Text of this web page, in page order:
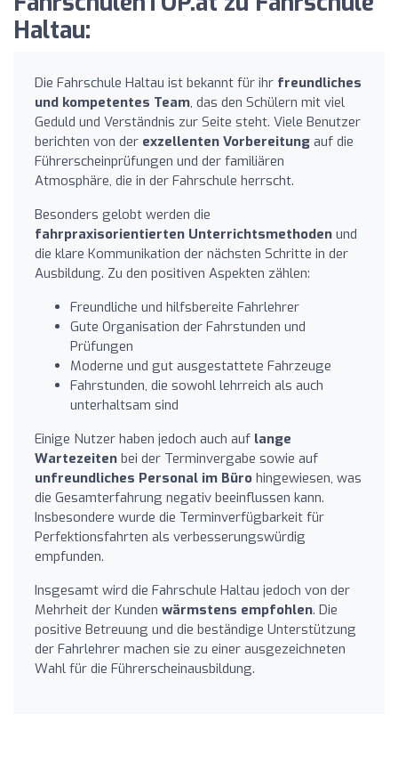
Haltau:
Die Fahrschule Haltau ist bekannt für ihr freundliches
und kompetentes Team, das den Schülern mit viel
Geduld und Verständnis zur Seite steht. Viele Benutzer
berichten von der exzellenten Vorbereitung auf die
Führerscheinprüfungen und der familiären
Atmosphäre, die in der Fahrschule herrscht.
Besonders gelobt werden die
fahrpraxisorientierten Unterrichtsmethoden und
die klare Kommunikation der nächsten Schritte in der
Ausbildung. Zu den positiven Aspekten zählen:
Freundliche und hilfsbereite Fahrlehrer
Gute Organisation der Fahrstunden und
Prüfungen
Moderne und gut ausgestattete Fahrzeuge
Fahrstunden, die sowohl lehrreich als auch
unterhaltsam sind
Einige Nutzer haben jedoch auch auf lange
Wartezeiten bei der Terminvergabe sowie auf
unfreundliches Personal im Büro hingewiesen, was
die Gesamterfahrung negativ beeinflussen kann.
Insbesondere wurde die Terminverfügbarkeit für
Perfektionsfahrten als verbesserungswürdig
empfunden.
Insgesamt wird die Fahrschule Haltau jedoch von der
Mehrheit der Kunden wärmstens empfohlen. Die
positive Betreuung und die beständige Unterstützung
der Fahrlehrer machen sie zu einer ausgezeichneten
Wahl für die Führerscheinausbildung.